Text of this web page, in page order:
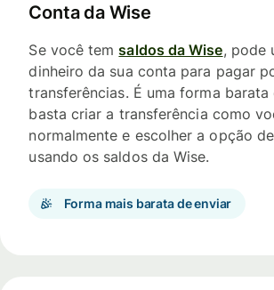
Conta da Wise
Se você temsaldos da Wise, pode
dinheiro da sua conta para pagar
transferências. É uma forma
basta criar a transferência como
normalmente e escolher a opção
usando os saldos da Wise.
Forma mais barata de enviar